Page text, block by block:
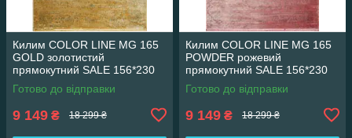
Килим COLOR LINE MG 165
GOLD золотистий
прямокутний SALE 156*230
см
Готово до відправки
9 149 ₴ 18 299 ₴
Килим COLOR LINE MG 165
POWDER рожевий
прямокутний SALE 156*230
см
Готово до відправки
9 149 ₴ 18 299 ₴